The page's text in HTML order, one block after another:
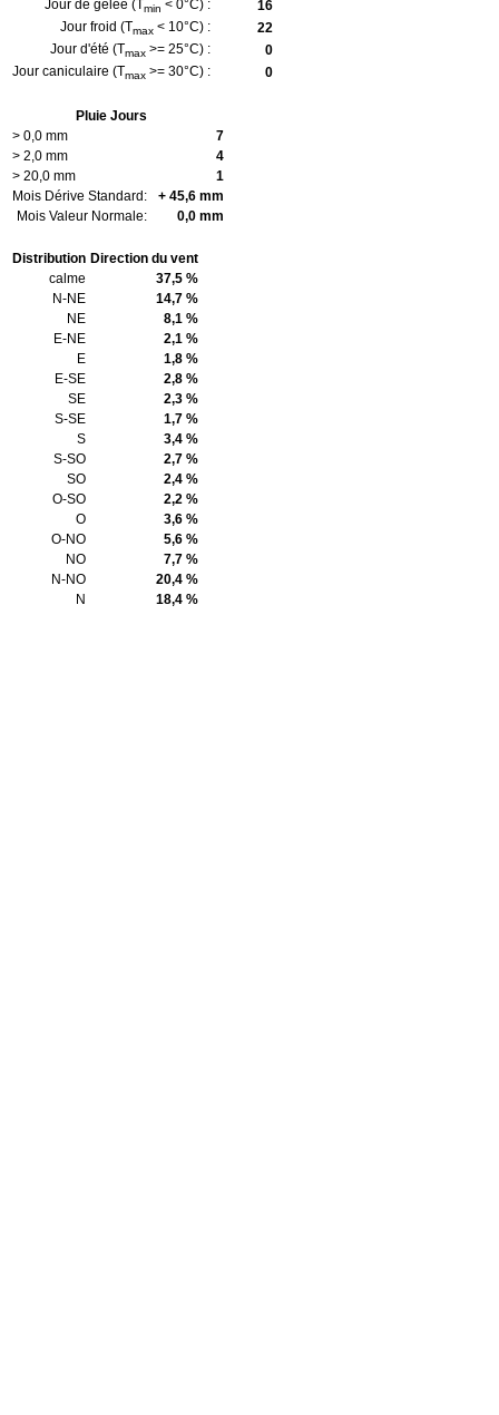
Jour de gelée (Tmin < 0°C) :
16
Jour froid (Tmax < 10°C) :
22
Jour d'été (Tmax >= 25°C) :
0
Jour caniculaire (Tmax >= 30°C) : 0
Pluie Jours
> 0,0 mm
7
> 2,0 mm
4
> 20,0 mm
1
Mois Dérive Standard:
+ 45,6 mm
Mois Valeur Normale:
0,0 mm
Distribution Direction du vent
calme
37,5 %
N-NE
14,7 %
NE
8,1 %
E-NE
2,1 %
E
1,8 %
E-SE
2,8 %
SE
2,3 %
S-SE
1,7 %
S
3,4 %
S-SO
2,7 %
SO
2,4 %
O-SO
2,2 %
O
3,6 %
O-NO
5,6 %
NO
7,7 %
N-NO
20,4 %
N
18,4 %